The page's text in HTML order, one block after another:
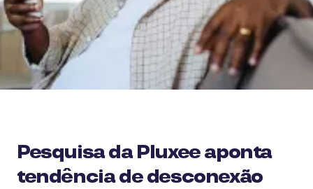
Pesquisa da Pluxee aponta
tendência de desconexão